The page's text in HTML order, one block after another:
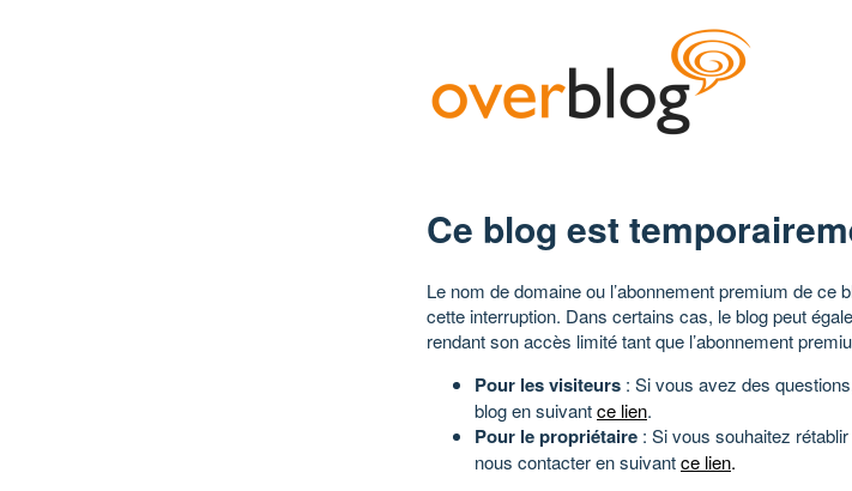
Ce blog est
Le nom de domaine ou l’abonnement premium de ce
cette interruption. Dans certains cas, le blog peut
rendant son accès limité tant que l’abonnement
Pour les visiteurs : Si vous avez des
blog en suivantce lien.
Pour le propriétaire : Si vous souhaitez
nous contacter en suivantce lien.